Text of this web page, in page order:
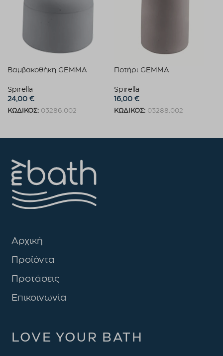
Βαμβακοθήκη GEMMA
Spirella
24,00 €
ΚΩΔΙΚΟΣ: 03286.002
Ποτήρι GEMMA
Spirella
16,00 €
ΚΩΔΙΚΟΣ: 03288.002
Αρχική
Προϊόντα
Προτάσεις
Επικοινωνία
LOVE YOUR BATH